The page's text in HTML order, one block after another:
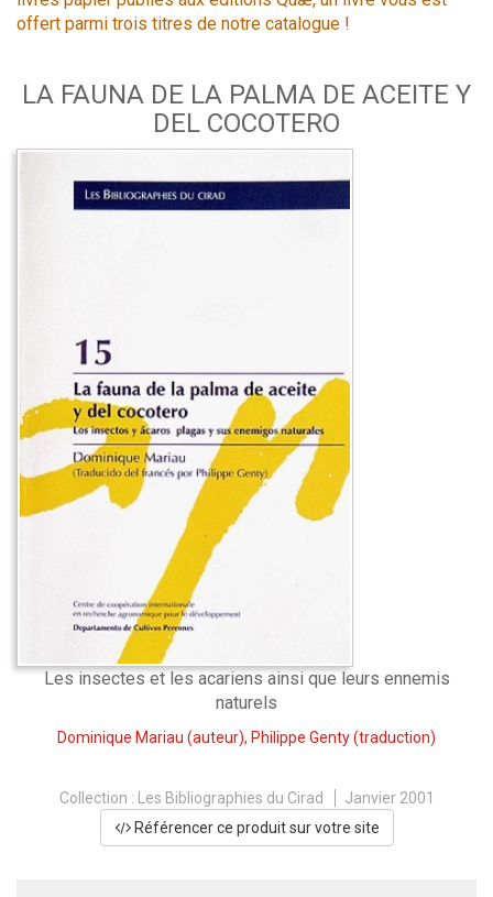
offert parmi trois titres de notre catalogue !
LA FAUNA DE LA PALMA DE ACEITE Y
DEL COCOTERO
Les insectes et les acariens ainsi que leurs ennemis
naturels
Dominique Mariau (auteur), Philippe Genty(traduction)
Collection : Les Bibliographies du Cirad
Janvier 2001
Référencer ce produit sur votre site